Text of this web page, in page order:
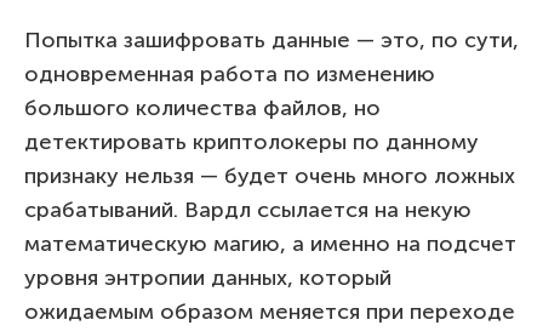
Попытка зашифровать данные — это, по сути,
одновременная работа по изменению
большого количества файлов, но
детектировать криптолокеры по данному
признаку нельзя — будет очень много ложных
срабатываний. Вардл ссылается на некую
математическую магию, а именно на подсчет
уровня энтропии данных, который
ожидаемым образом меняется при переходе